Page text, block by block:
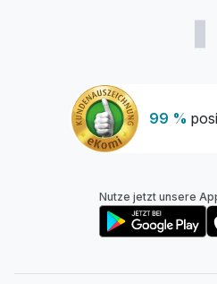
99 %
Nutze jetzt unsere